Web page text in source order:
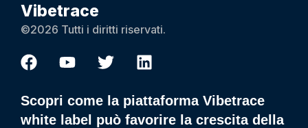
Vibetrace
©2026 Tutti i diritti riservati.
Scopri come la piattaforma Vibetrace
white label può favorire la crescita della